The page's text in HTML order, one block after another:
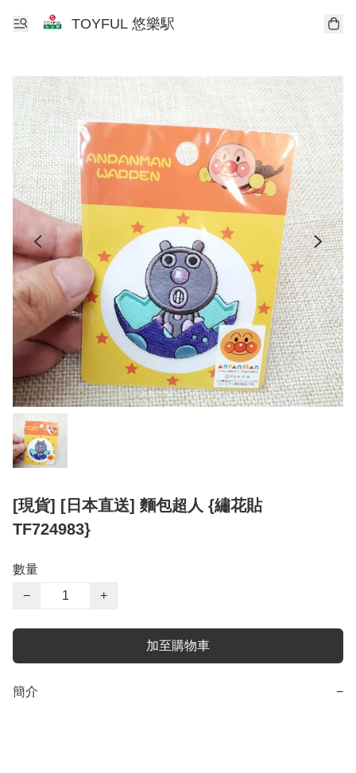
TOYFUL 悠樂駅
[現貨] [日本直送] 麵包超人 {繡花貼
TF724983}
數量
−
+
加至購物車
簡介 −